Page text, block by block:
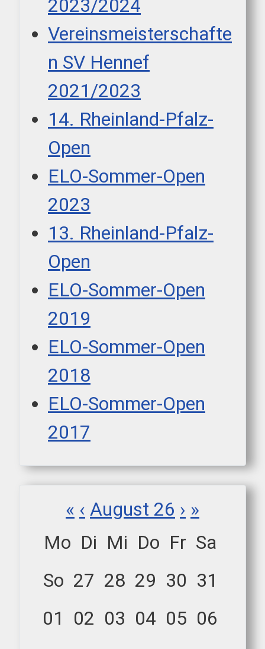
2023/2024
Vereinsmeisterschafte
n SV Hennef
2021/2023
14. Rheinland-Pfalz-
Open
ELO-Sommer-Open
2023
13. Rheinland-Pfalz-
Open
ELO-Sommer-Open
2019
ELO-Sommer-Open
2018
ELO-Sommer-Open
2017
« ‹ August 26 › »
Mo Di Mi Do Fr Sa
So 27 28 29 30 31
01
02 03 04 05 06